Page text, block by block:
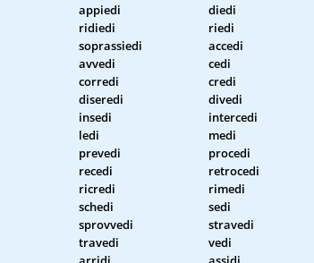
appiedi diedi
ridiedi riedi
soprassiedi accedi
avvedi cedi
corredi credi
diseredi divedi
insedi intercedi
ledi medi
prevedi procedi
recedi retrocedi
ricredi rimedi
schedi sedi
sprovvedi stravedi
travedi vedi